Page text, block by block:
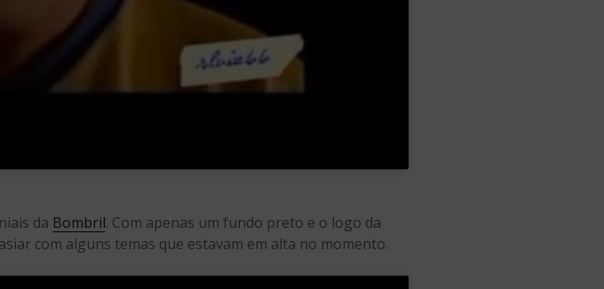
da Bombril. Com apenas um fundo preto e o logo da
com alguns temas que estavam em alta no momento.